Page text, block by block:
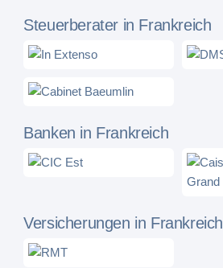
Steuerberater in Frankreich
Banken in Frankreich
Versicherungen in Frankreich